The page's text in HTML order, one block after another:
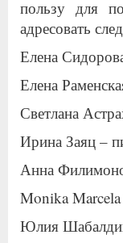
пользу для
адресовать
Елена
Елена
Светлана
Ирина Заяц –
Анна
Monika
Юлия